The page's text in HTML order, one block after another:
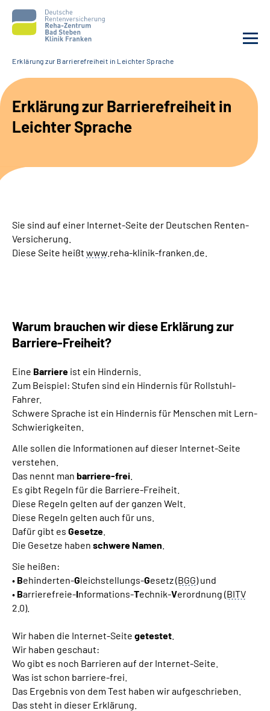
Unsere Klinik
Unsere Angebote
Suche
Erklärung zur Barrierefreiheit in Leichter Sprache
Erklärung zur Barrierefreiheit in
Leichter Sprache
Sie sind auf einer Internet-Seite der Deutschen Renten-
Versicherung.
Diese Seite heißt www .reha-klinik-franken.de.
Warum brauchen wir diese Erklärung zur
Barriere-Freiheit?
Eine Barriere ist ein Hindernis.
Zum Beispiel: Stufen sind ein Hindernis für Rollstuhl-
Fahrer.
Schwere Sprache ist ein Hindernis für Menschen mit Lern-
Schwierigkeiten.
Alle sollen die Informationen auf dieser Internet-Seite
verstehen.
Das nennt man barriere-frei
Es gibt Regeln für die Barriere-Freiheit.
Diese Regeln gelten auf der ganzen Welt.
Diese Regeln gelten auch für uns.
Dafür gibt es Gesetze
Die Gesetze haben schwere Namen
Sie heißen:
• Behinderten-Gleichstellungs-Gesetz (BGG) und
• Barrierefreie-Informations-Technik-Verordnung (BITV
2.0).
Wir haben die Internet-Seite getestet
Wir haben geschaut:
Wo gibt es noch Barrieren auf der Internet-Seite.
Was ist schon barriere-frei.
Das Ergebnis von dem Test haben wir aufgeschrieben.
Das steht in dieser Erklärung.